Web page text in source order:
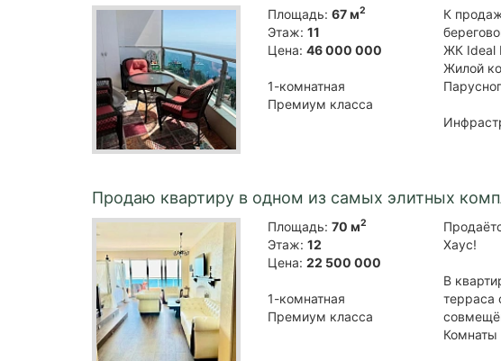
Площадь: 67 м2
Этаж: 11
Цена: 46 000 000
1-комнатная
Премиум класса
К
ЖК Ideal
Жилой
Продаю квартиру в одном из самых элитных
Площадь: 70 м2
Этаж: 12
Цена: 22 500 000
1-комнатная
Премиум класса
Хаус!
В
терраса
Комнаты